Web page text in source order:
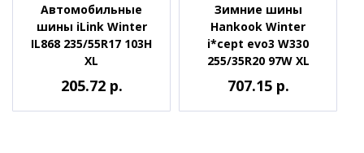
Автомобильные
шины iLink Winter
IL868 235/55R17 103H
XL
205.72 р.
Зимние шины
Hankook Winter
i*cept evo3 W330
255/35R20 97W XL
707.15 р.